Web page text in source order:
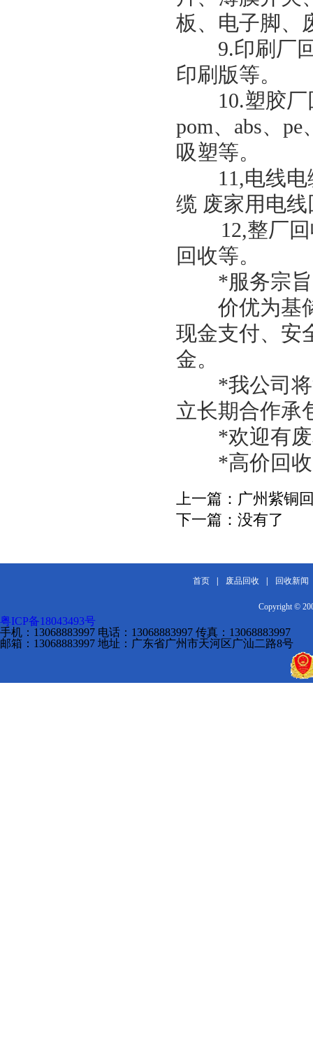
板、电子脚、
9.印刷厂回
印刷版等。
10.塑胶厂
pom、abs、
吸塑等。
11,电线电
缆 废家用电线
12,整厂回
回收等。
*服务宗
价优为基储
现金支付、安
金。
*我公司将
立长期合作承
*欢迎有废
*高价回收
上一篇： 广州紫铜
下一篇： 没有了
首页 废品回收 回收新闻
Copyright ©
粤ICP备18043493号
手机：13068883997 电话：13068883997 传真：13068883997
邮箱：13068883997 地址：广东省广州市天河区广汕二路8号